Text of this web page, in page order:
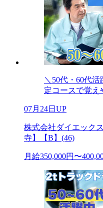
＼50代・60代
定コースで覚え
07月24日UP
株式会社ダイエック
寺】【B】(46)
月給350,000円〜